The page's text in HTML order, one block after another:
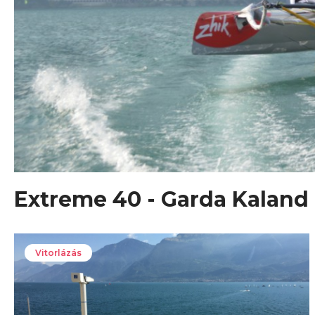
Extreme 40 - Garda
Vitorlázás